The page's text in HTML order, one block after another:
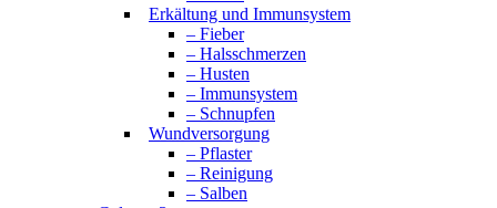
Erkältung und Immunsystem
– Fieber
– Halsschmerzen
– Husten
– Immunsystem
– Schnupfen
Wundversorgung
– Pflaster
– Reinigung
– Salben